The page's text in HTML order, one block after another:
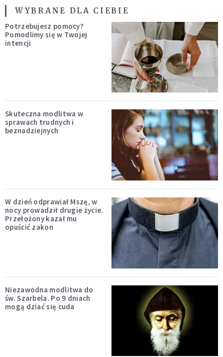
WYBRANE DLA CIEBIE
Potrzebujesz pomocy?
Pomodlimy się w Twojej
intencji
Skuteczna modlitwa w
sprawach trudnych i
beznadziejnych
W dzień odprawiał Mszę, w
nocy prowadził drugie życie.
Przełożony kazał mu
opuścić zakon
Niezawodna modlitwa do
św. Szarbela. Po 9 dniach
mogą dziać się cuda